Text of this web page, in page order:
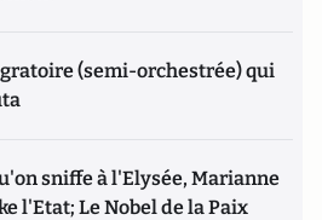
(semi-orchestrée) qui
sniffe à l'Elysée, Marianne
l'Etat; Le Nobel de la Paix